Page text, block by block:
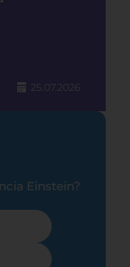
25.07.2026
Einstein?